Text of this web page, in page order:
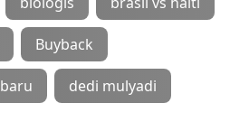
Buyback
dedi mulyadi